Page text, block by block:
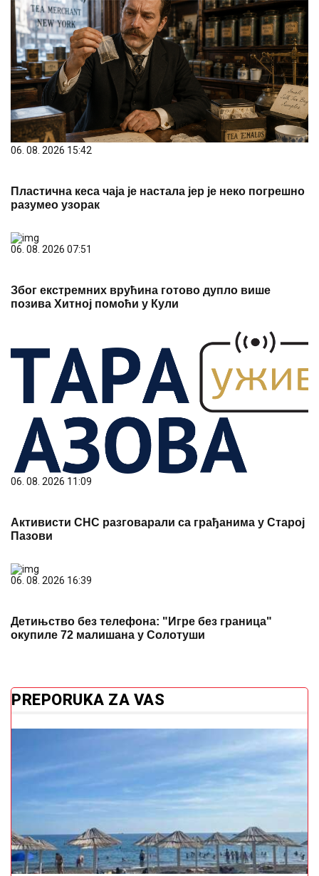
06. 08. 2026 15:42
Пластична кеса чаја је настала јер је неко погрешно
разумео узорак
06. 08. 2026 07:51
Због екстремних врућина готово дупло више
позива Хитној помоћи у Кули
06. 08. 2026 11:09
Активисти СНС разговарали са грађанима у Старој
Пазови
06. 08. 2026 16:39
Детињство без телефона: "Игре без граница"
окупиле 72 малишана у Солотуши
PREPORUKA ZA VAS